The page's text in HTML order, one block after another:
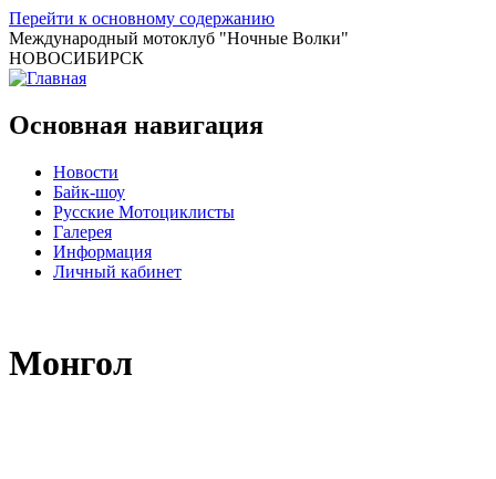
Перейти к основному содержанию
Международный мотоклуб "Ночные Волки"
НОВОСИБИРСК
Основная навигация
Новости
Байк-шоу
Русские Мотоциклисты
Галерея
Информация
Личный кабинет
Монгол